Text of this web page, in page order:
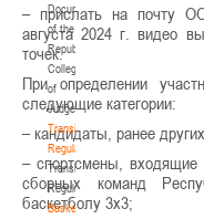
Documents
of the
Republican
Collegium
of
Judges
Transition
Regulations
Transition
Regulations
Basketball
– прислать на почту
августа 2024 г. видео
точек.
При определении
следующие категории:
– кандидаты, ранее
– спортсмены,
сборных команд
баскетболу 3х3;